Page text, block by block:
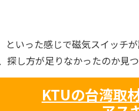
いった感じで磁気スイッチ
探し方が足りなかったのか見
KTUの台湾取